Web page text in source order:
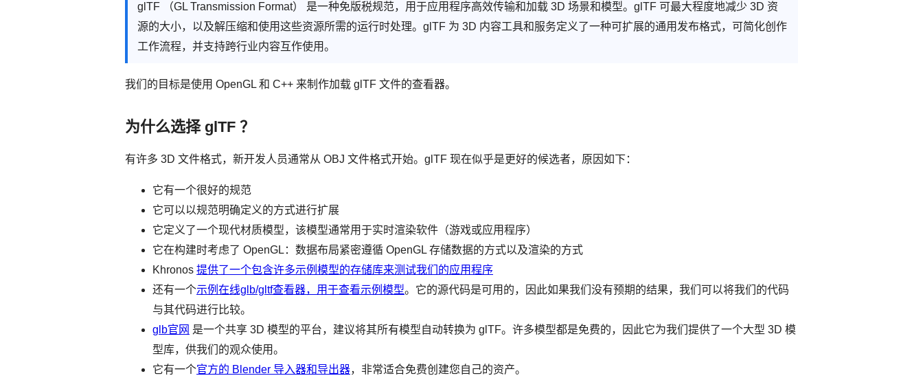
glTF （GL Transmission Format） 是一种免版税规范，用于应用程序高效传输和加载 3D 场景和模型。glTF 可最大程度地减少 3D 资
源的大小，以及解压缩和使用这些资源所需的运行时处理。glTF 为 3D 内容工具和服务定义了一种可扩展的通用发布格式，可简化创作
工作流程，并支持跨行业内容互作使用。
我们的目标是使用 OpenGL 和 C++ 来制作加载 glTF 文件的查看器。
为什么选择 glTF ？
有许多 3D 文件格式，新开发人员通常从 OBJ 文件格式开始。glTF 现在似乎是更好的候选者，原因如下：
它有一个很好的规范
它可以以规范明确定义的方式进行扩展
它定义了一个现代材质模型，该模型通常用于实时渲染软件（游戏或应用程序）
它在构建时考虑了 OpenGL：数据布局紧密遵循 OpenGL 存储数据的方式以及渲染的方式
Khronos 提供了一个包含许多示例模型的存储库来测试我们的应用程序
还有一个示例在线glb/gltf查看器，用于查看示例模型。它的源代码是可用的，因此如果我们没有预期的结果，我们可以将我们的代码
与其代码进行比较。
glb官网 是一个共享 3D 模型的平台，建议将其所有模型自动转换为 glTF。许多模型都是免费的，因此它为我们提供了一个大型 3D 模
型库，供我们的观众使用。
它有一个官方的 Blender 导入器和导出器，非常适合免费创建您自己的资产。